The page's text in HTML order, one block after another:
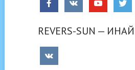
REVERS-SUN —